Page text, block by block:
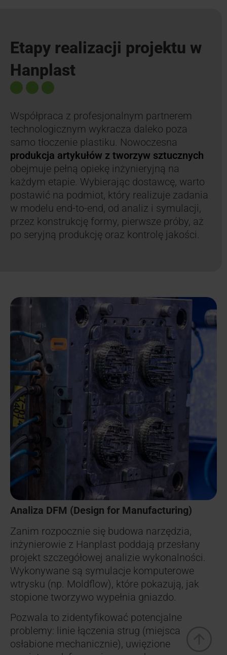
Etapy realizacji projektu w
Hanplast
Współpraca z profesjonalnym partnerem
technologicznym wykracza daleko poza
samo tłoczenie plastiku. Nowoczesna
produkcja artykułów z tworzyw sztucznych
obejmuje pełną opiekę inżynieryjną na
każdym etapie. Wybierając dostawcę, warto
postawić na podmiot, który realizuje zadania
w modelu end-to-end, od analiz i symulacji,
przez konstrukcję formy, pierwsze próby, aż
po seryjną produkcję oraz kontrolę jakości.
Analiza DFM (Design for Manufacturing)
Zanim rozpocznie się budowa narzędzia,
inżynierowie z Hanplast poddają przesłany
projekt szczegółowej analizie wykonalności.
Wykonywane są symulacje komputerowe
wtrysku (np. Moldflow), które pokazują, jak
stopione tworzywo wypełnia gniazdo.
Pozwala to zidentyfikować potencjalne
problemy: linie łączenia strug (miejsca
osłabione mechanicznie), uwięzione